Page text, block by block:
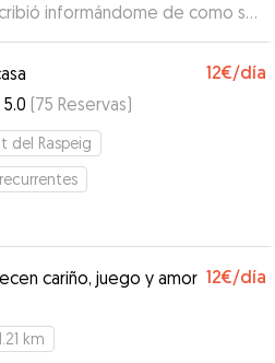
informándome de como se
Al recogerle vi que
con ellos. Repetiré sin
12€/día
5.0 (75 Reservas)
del Raspeig
cariño, juego y amor 12€/día
km